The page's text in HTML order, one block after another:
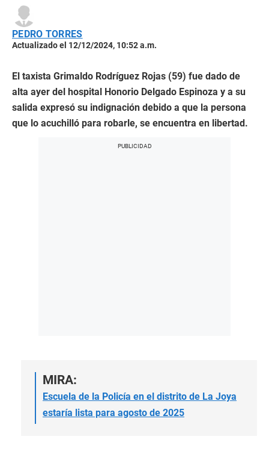
PEDRO TORRES
Actualizado el 12/12/2024, 10:52 a.m.
El taxista Grimaldo Rodríguez Rojas (59) fue dado de
alta ayer del hospital Honorio Delgado Espinoza y a su
salida expresó su indignación debido a que la persona
que lo acuchilló para robarle, se encuentra en libertad.
MIRA:
Escuela de la Policía en el distrito de La Joya
estaría lista para agosto de 2025